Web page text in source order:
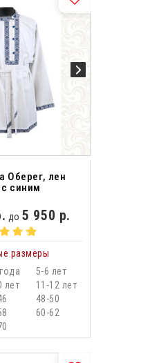
Оберег, лен
синим
до5 950 р.
размеры
5-6 лет
лет
11-12 лет
48-50
60-62